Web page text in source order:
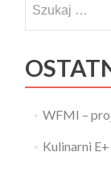
WFMI –
Kulinarni